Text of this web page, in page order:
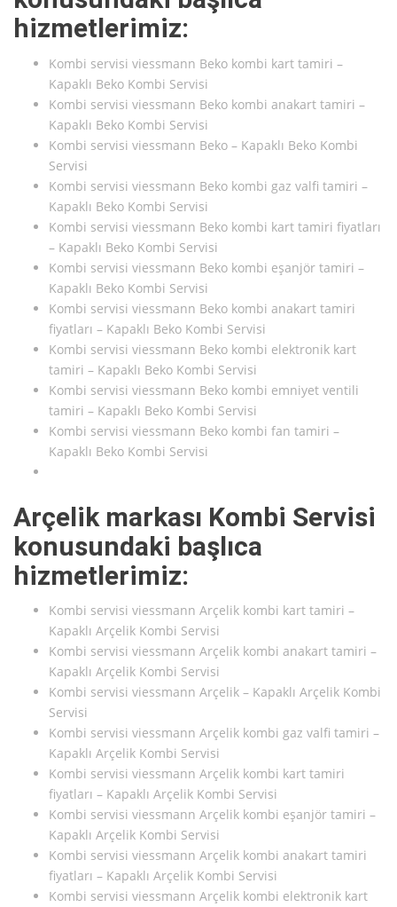
hizmetlerimiz:
Kombi servisi viessmann Beko kombi kart tamiri –
Kapaklı Beko Kombi Servisi
Kombi servisi viessmann Beko kombi anakart tamiri –
Kapaklı Beko Kombi Servisi
Kombi servisi viessmann Beko – Kapaklı Beko Kombi
Servisi
Kombi servisi viessmann Beko kombi gaz valfi tamiri –
Kapaklı Beko Kombi Servisi
Kombi servisi viessmann Beko kombi kart tamiri fiyatları
– Kapaklı Beko Kombi Servisi
Kombi servisi viessmann Beko kombi eşanjör tamiri –
Kapaklı Beko Kombi Servisi
Kombi servisi viessmann Beko kombi anakart tamiri
fiyatları – Kapaklı Beko Kombi Servisi
Kombi servisi viessmann Beko kombi elektronik kart
tamiri – Kapaklı Beko Kombi Servisi
Kombi servisi viessmann Beko kombi emniyet ventili
tamiri – Kapaklı Beko Kombi Servisi
Kombi servisi viessmann Beko kombi fan tamiri –
Kapaklı Beko Kombi Servisi
Arçelik markası Kombi Servisi
konusundaki başlıca
hizmetlerimiz:
Kombi servisi viessmann Arçelik kombi kart tamiri –
Kapaklı Arçelik Kombi Servisi
Kombi servisi viessmann Arçelik kombi anakart tamiri –
Kapaklı Arçelik Kombi Servisi
Kombi servisi viessmann Arçelik – Kapaklı Arçelik Kombi
Servisi
Kombi servisi viessmann Arçelik kombi gaz valfi tamiri –
Kapaklı Arçelik Kombi Servisi
Kombi servisi viessmann Arçelik kombi kart tamiri
fiyatları – Kapaklı Arçelik Kombi Servisi
Kombi servisi viessmann Arçelik kombi eşanjör tamiri –
Kapaklı Arçelik Kombi Servisi
Kombi servisi viessmann Arçelik kombi anakart tamiri
fiyatları – Kapaklı Arçelik Kombi Servisi
Kombi servisi viessmann Arçelik kombi elektronik kart